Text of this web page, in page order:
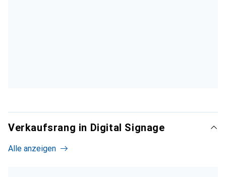
Verkaufsrang in Digital Signage
Alle anzeigen